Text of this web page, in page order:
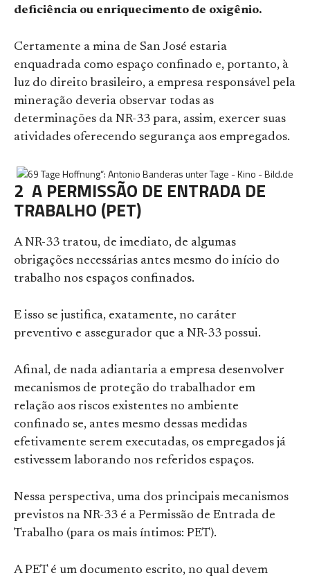
deficiência ou enriquecimento de oxigênio.
Certamente a mina de San José estaria
enquadrada como espaço confinado e, portanto, à
luz do direito brasileiro, a empresa responsável pela
mineração deveria observar todas as
determinações da NR-33 para, assim, exercer suas
atividades oferecendo segurança aos empregados.
2 A PERMISSÃO DE ENTRADA DE
TRABALHO (PET)
A NR-33 tratou, de imediato, de algumas
obrigações necessárias antes mesmo do início do
trabalho nos espaços confinados.
E isso se justifica, exatamente, no caráter
preventivo e assegurador que a NR-33 possui.
Afinal, de nada adiantaria a empresa desenvolver
mecanismos de proteção do trabalhador em
relação aos riscos existentes no ambiente
confinado se, antes mesmo dessas medidas
efetivamente serem executadas, os empregados já
estivessem laborando nos referidos espaços.
Nessa perspectiva, uma dos principais mecanismos
previstos na NR-33 é a Permissão de Entrada de
Trabalho (para os mais íntimos: PET).
A PET é um documento escrito, no qual devem